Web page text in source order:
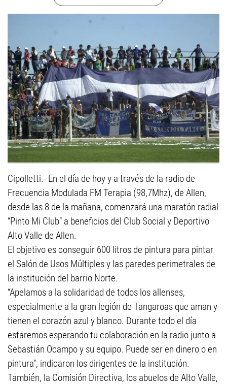
Cipolletti.- En el día de hoy y a través de la radio de
Frecuencia Modulada FM Terapia (98,7Mhz), de Allen,
desde las 8 de la mañana, comenzará una maratón radial
“Pinto Mi Club” a beneficios del Club Social y Deportivo
Alto Valle de Allen.
El objetivo es conseguir 600 litros de pintura para pintar
el Salón de Usos Múltiples y las paredes perimetrales de
la institución del barrio Norte.
“Apelamos a la solidaridad de todos los allenses,
especialmente a la gran legión de Tangaroas que aman y
tienen el corazón azul y blanco. Durante todo el día
estaremos esperando tu colaboración en la radio junto a
Sebastián Ocampo y su equipo. Puede ser en dinero o en
pintura”, indicaron los dirigentes de la institución.
También, la Comisión Directiva, los abuelos de Alto Valle,